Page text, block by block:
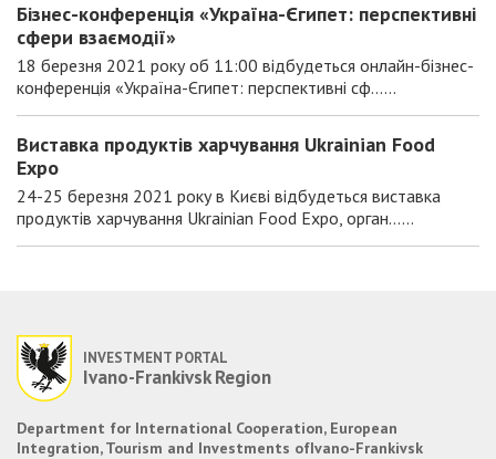
Бізнес-конференція «Україна-Єгипет: перспективні
сфери взаємодії»
18 березня 2021 року об 11:00 відбудеться онлайн-бізнес-
конференція «Україна-Єгипет: перспективні сф......
Виставка продуктів харчування Ukrainian Food
Expo
24-25 березня 2021 року в Києві відбудеться виставка
продуктів харчування Ukrainian Food Expo, орган......
INVESTMENT PORTAL
Ivano-Frankivsk Region
Department for International Cooperation, European
Integration, Tourism and Investments ofIvano-Frankivsk